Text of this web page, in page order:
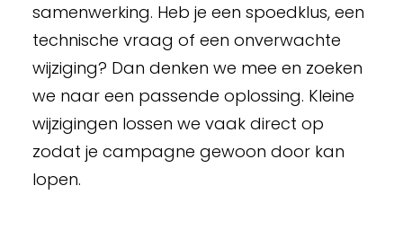
samenwerking. Heb je een spoedklus, een
technische vraag of een onverwachte
wijziging? Dan denken we mee en zoeken
we naar een passende oplossing. Kleine
wijzigingen lossen we vaak direct op
zodat je campagne gewoon door kan
lopen.